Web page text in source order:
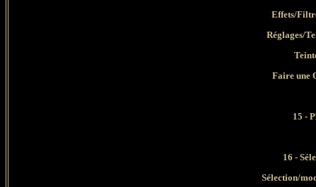
Effets/
Réglages/
Faire une
15 -
16 -
Sélection/